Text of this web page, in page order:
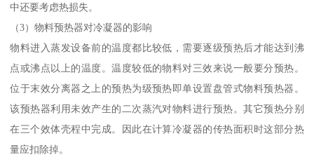
中还要考虑热损失。
（3）物料预热器对冷凝器的影响
物料进入蒸发设备前的温度都比较低，需要逐级预热后才能达到沸
点或沸点以上的温度。温度较低的物料对三效来说一般要分预热。
位于末效分离器之上的预热为级预热即单设置盘管式物料预热器。
该预热器利用未效产生的二次蒸汽对物料进行预热。其它预热分别
在三个效体壳程中完成。因此在计算冷凝器的传热面积时这部分热
量应扣除掉。